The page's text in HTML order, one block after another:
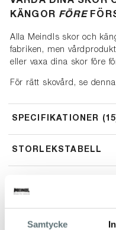
Samtycke
KÄNGOR FÖRE
Alla Meindls skor och
fabriken, men
eller vaxa dina skor före
För rätt skovård, se denna
SPECIFIKATIONER 15
STORLEKSTABELL
ANDRA